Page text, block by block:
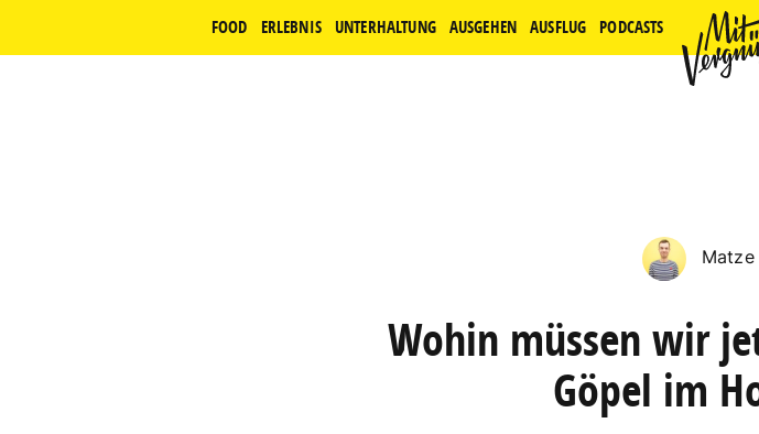
FOOD ERLEBNIS UNTERHALTUNG AUSGEHEN AUSFLUG PODCASTS
Matze
Wohin müssen wir
Göpel im